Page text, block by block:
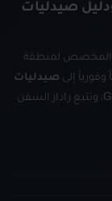
صيدليات
المخصص لمنطقة
إلى صيدليات
والصيدليات المفتوحة الآن بالـ GPS، وتتبع رادار السفن